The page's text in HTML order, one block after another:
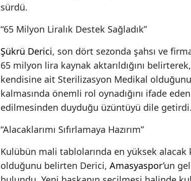
sürdü.
“65 Milyon Liralık Destek Sağladık”
Şükrü Derici, son dört sezonda şahsı ve
65 milyon lira kaynak aktarıldığını
kendisine ait Sterilizasyon Medikal
kalmasında önemli rol oynadığını ifade
edilmesinden duyduğu üzüntüyü dile getirdi.
“Alacaklarımı Sıfırlamaya Hazırım”
Kulübün mali tablolarında en yüksek
olduğunu belirten Derici, Amasyaspor’un